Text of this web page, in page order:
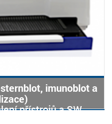
imunoblot a
přístrojů a SW